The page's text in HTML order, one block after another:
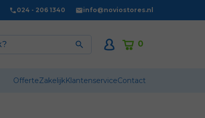
024 - 206 1340 info@noviostores.nl
0

OfferteZakelijkKlantenserviceContact